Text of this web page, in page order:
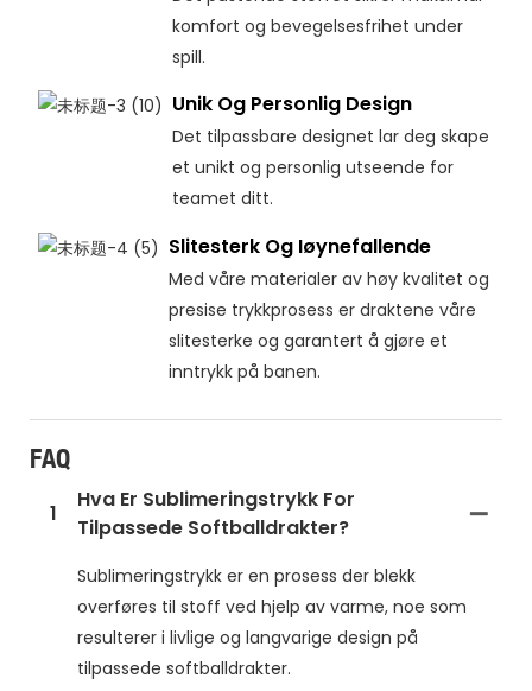
komfort og bevegelsesfrihet under
spill.
Unik Og Personlig Design
Det tilpassbare designet lar deg skape
et unikt og personlig utseende for
teamet ditt.
Slitesterk Og Iøynefallende
Med våre materialer av høy kvalitet og
presise trykkprosess er draktene våre
slitesterke og garantert å gjøre et
inntrykk på banen.
FAQ
1
Hva Er Sublimeringstrykk For
Tilpassede Softballdrakter?
Sublimeringstrykk er en prosess der blekk
overføres til stoff ved hjelp av varme, noe som
resulterer i livlige og langvarige design på
tilpassede softballdrakter.